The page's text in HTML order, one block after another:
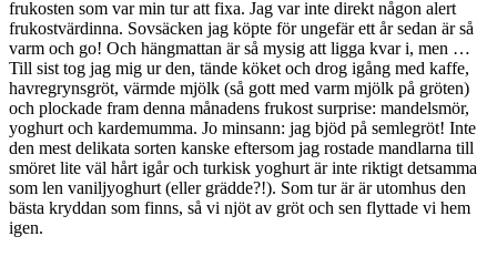
frukosten som var min tur att fixa. Jag var inte direkt någon alert
frukostvärdinna. Sovsäcken jag köpte för ungefär ett år sedan är så
varm och go! Och hängmattan är så mysig att ligga kvar i, men …
Till sist tog jag mig ur den, tände köket och drog igång med kaffe,
havregrynsgröt, värmde mjölk (så gott med varm mjölk på gröten)
och plockade fram denna månadens frukost surprise: mandelsmör,
yoghurt och kardemumma. Jo minsann: jag bjöd på semlegröt! Inte
den mest delikata sorten kanske eftersom jag rostade mandlarna till
smöret lite väl hårt igår och turkisk yoghurt är inte riktigt detsamma
som len vaniljyoghurt (eller grädde?!). Som tur är är utomhus den
bästa kryddan som finns, så vi njöt av gröt och sen flyttade vi hem
igen.